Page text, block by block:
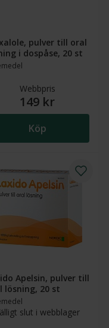
pulver till oral
i dospåse, 20 st
Webbpris
149 kr
Köp
Apelsin, pulver till
lösning, 20 st
slut i webblager